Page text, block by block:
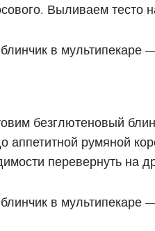
Выливаем тесто
безглютеновый
румяной
перевернуть на